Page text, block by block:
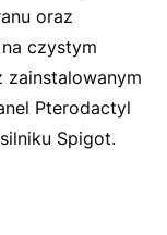
oraz
czystym
zainstalowanym
Pterodactyl
Spigot.